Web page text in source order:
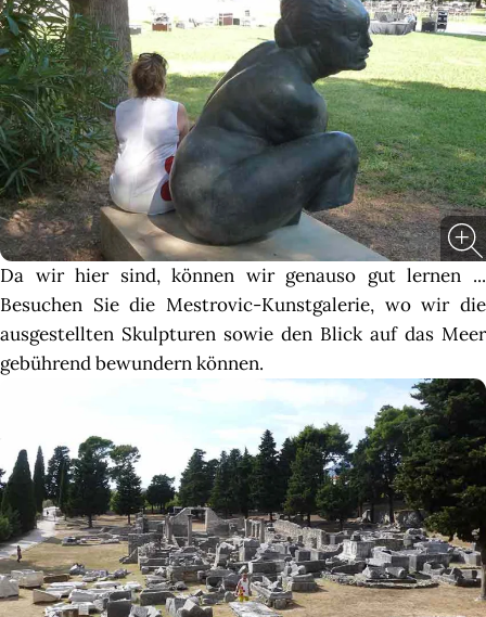
Da wir hier sind, können wir genauso gut lernen ...
Besuchen Sie die Mestrovic-Kunstgalerie, wo wir die
ausgestellten Skulpturen sowie den Blick auf das Meer
gebührend bewundern können.